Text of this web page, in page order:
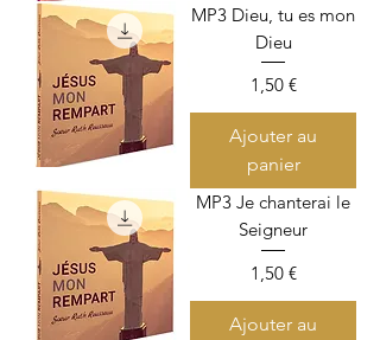
MP3 Dieu, tu es mon
Dieu
Prix
1,50 €
Ajouter au
panier
MP3 Je chanterai le
Seigneur
Prix
1,50 €
Ajouter au